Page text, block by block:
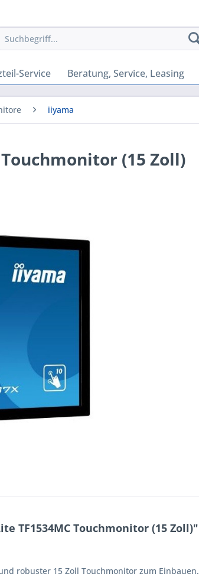
Service Beratung, Service, Leasing
iiyama
(15 Zoll)
TF1534MC Touchmonitor (15 Zoll)"
robuster 15 Zoll Touchmonitor zum Einbauen.